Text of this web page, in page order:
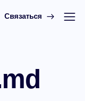
Связаться